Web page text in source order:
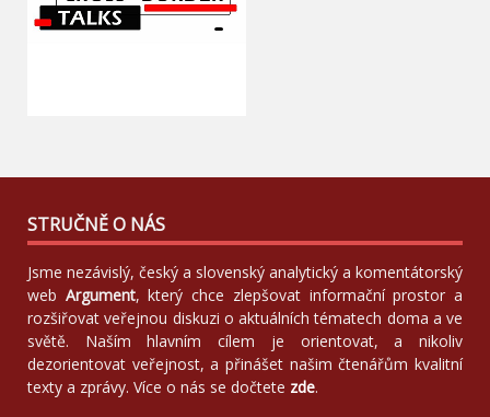
STRUČNĚ O NÁS
Jsme nezávislý, český a slovenský analytický a komentátorský
web Argument, který chce zlepšovat informační prostor a
rozšiřovat veřejnou diskuzi o aktuálních tématech doma a ve
světě. Naším hlavním cílem je orientovat, a nikoliv
dezorientovat veřejnost, a přinášet našim čtenářům kvalitní
texty a zprávy. Více o nás se dočtete zde.